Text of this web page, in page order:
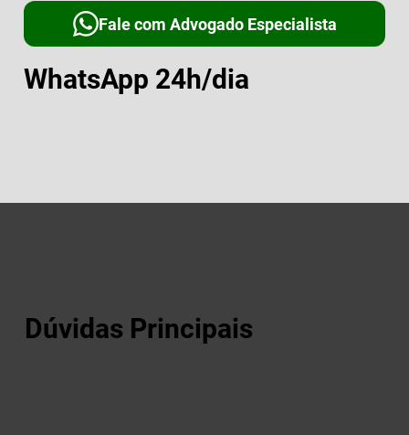
Fale com Advogado Especialista
WhatsApp 24h/dia
Dúvidas Principais